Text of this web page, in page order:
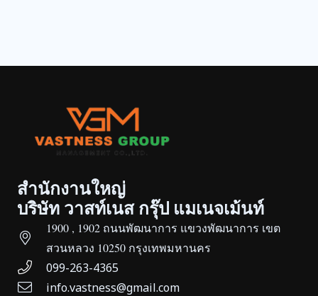
สำนักงานใหญ่
บริษัท วาสท์เนส กรุ๊ป แมเนจเม้นท์
1900 , 1902 ถนนพัฒนาการ แขวงพัฒนาการ เขต
สวนหลวง 10250 กรุงเทพมหานคร
099-263-4365
info.vastness@gmail.com